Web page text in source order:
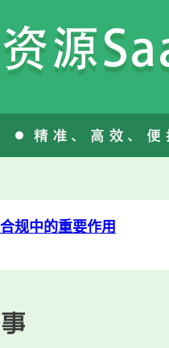
规中的重要作用